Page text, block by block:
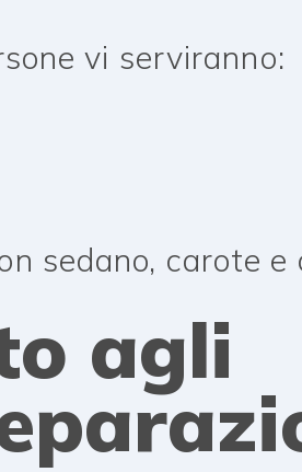
vi serviranno:
sedano, carote e
agli